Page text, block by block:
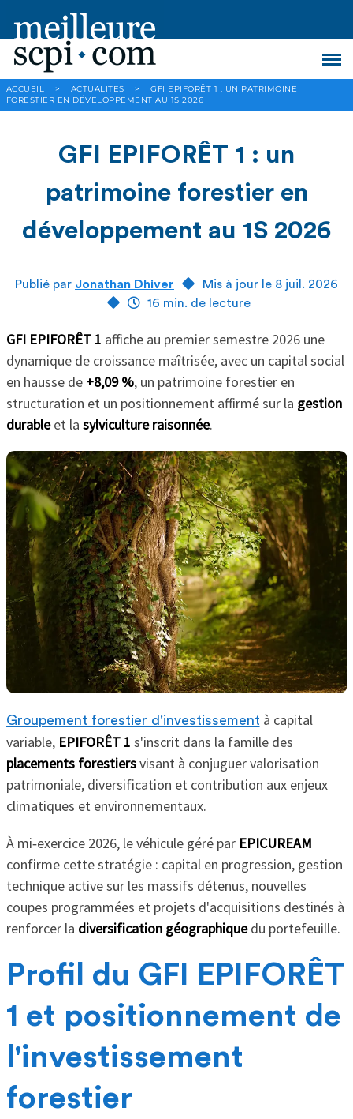
ACCUEIL > ACTUALITES >
GFI EPIFORÊT 1 : UN PATRIMOINE
FORESTIER EN DÉVELOPPEMENT AU 1S 2026
GFI EPIFORÊT 1 : un
patrimoine forestier en
développement au 1S 2026
Publié par Jonathan Dhiver
Mis à jour le 8 juil. 2026
16 min. de lecture
GFI EPIFORÊT 1 affiche au premier semestre 2026 une
dynamique de croissance maîtrisée, avec un capital social
en hausse de +8,09 %, un patrimoine forestier en
structuration et un positionnement affirmé sur la gestion
durableet la sylviculture raisonnée.
Groupement forestier d'investissement à capital
variable, EPIFORÊT 1 s'inscrit dans la famille des
placements forestiersvisant à conjuguer valorisation
patrimoniale, diversification et contribution aux enjeux
climatiques et environnementaux.
À mi‑exercice 2026, le véhicule géré par EPICUREAM
confirme cette stratégie : capital en progression, gestion
technique active sur les massifs détenus, nouvelles
coupes programmées et projets d'acquisitions destinés à
renforcer la diversification géographiquedu portefeuille.
Profil du GFI EPIFORÊT
1 et positionnement de
l'investissement
forestier